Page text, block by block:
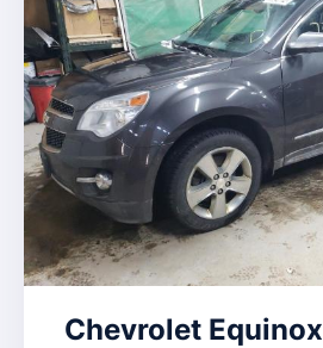
Chevrolet